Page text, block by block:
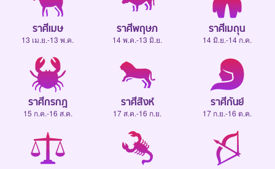
ราศีเมษ
13 เม.ย.-13 พ.ค.
ราศีพฤษภ
14 พ.ค.-13 มิ.ย.
ราศีเมถุน
14 มิ.ย.-14 ก.ค.
ราศีกรกฎ
15 ก.ค.-16 ส.ค.
ราศีสิงห์
17 ส.ค.-16 ก.ย.
ราศีกันย์
17 ก.ย.-16 ต.ค.